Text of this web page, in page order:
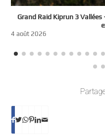
Grand Raid Kiprun 3
4 août 2026